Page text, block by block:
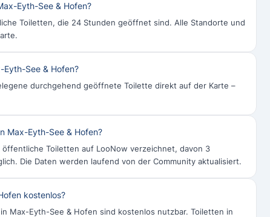
Eyth-See & Hofen?
Toiletten, die 24 Stunden geöffnet sind. Alle Standorte und
See & Hofen?
durchgehend geöffnete Toilette direkt auf der Karte –
Max-Eyth-See & Hofen?
Toiletten auf LooNow verzeichnet, davon 3
Die Daten werden laufend von der Community aktualisiert.
kostenlos?
Max-Eyth-See & Hofen sind kostenlos nutzbar. Toiletten in